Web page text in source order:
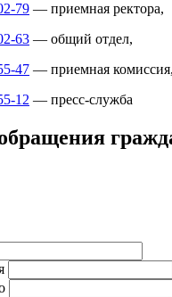
79 — приемная ректора,
63 — общий отдел,
47 — приемная комиссия,
12 — пресс-служба